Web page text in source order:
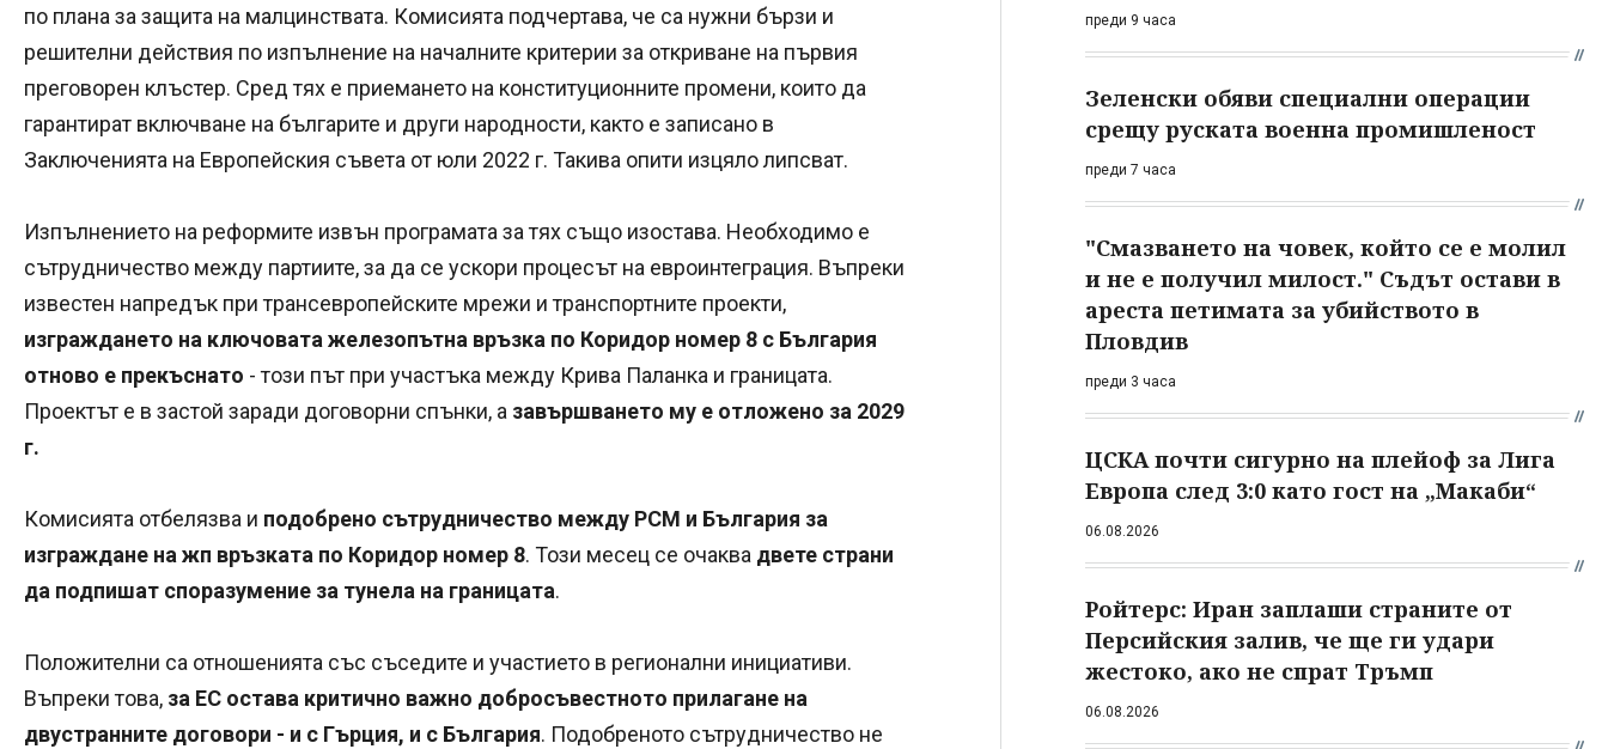
по плана за защита на малцинствата. Комисията подчертава, че са нужни бързи и
решителни действия по изпълнение на началните критерии за откриване на първия
преговорен клъстер. Сред тях е приемането на конституционните промени, които да
гарантират включване на българите и други народности, както е записано в
Заключенията на Европейския съвета от юли 2022 г. Такива опити изцяло липсват.
Изпълнението на реформите извън програмата за тях също изостава. Необходимо е
сътрудничество между партиите, за да се ускори процесът на евроинтеграция. Въпреки
известен напредък при трансевропейските мрежи и транспортните проекти,
изграждането на ключовата железопътна връзка по Коридор номер 8 с България
отново е прекъснато - този път при участъка между Крива Паланка и границата.
Проектът е в застой заради договорни спънки, а завършването му е отложено за 2029
г.
Комисията отбелязва и подобрено сътрудничество между РСМ и България за
изграждане на жп връзката по Коридор номер 8. Този месец се очаква двете страни
да подпишат споразумение за тунела на границата.
Положителни са отношенията със съседите и участието в регионални инициативи.
Въпреки това, за ЕС остава критично важно добросъвестното прилагане на
двустранните договори - и с Гърция, и с България. Подобреното сътрудничество не
преди 9 часа
Зеленски обяви специални операции
срещу руската военна промишленост
преди 7 часа
"Смазването на човек, който се е молил
и не е получил милост." Съдът остави в
ареста петимата за убийството в
Пловдив
преди 3 часа
ЦСКА почти сигурно на плейоф за Лига
Европа след 3:0 като гост на „Макаби“
06.08.2026
Ройтерс: Иран заплаши страните от
Персийския залив, че ще ги удари
жестоко, ако не спрат Тръмп
06.08.2026